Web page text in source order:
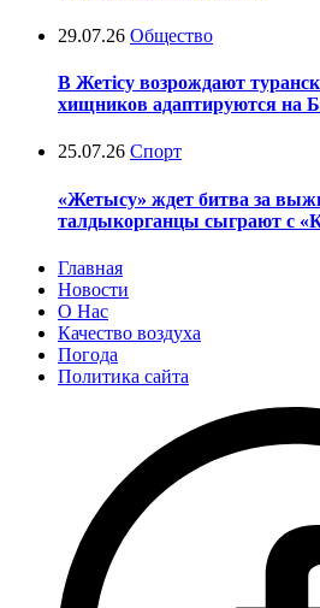
29.07.26 Общество
В Жетісу возрождают
хищников адаптируются на
25.07.26 Спорт
«Жетысу» ждет битва за
талдыкорганцы сыграют с
Главная
Новости
О Нас
Качество воздуха
Погода
Политика сайта